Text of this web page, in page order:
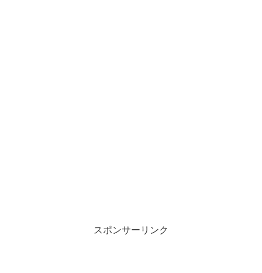
スポンサーリンク